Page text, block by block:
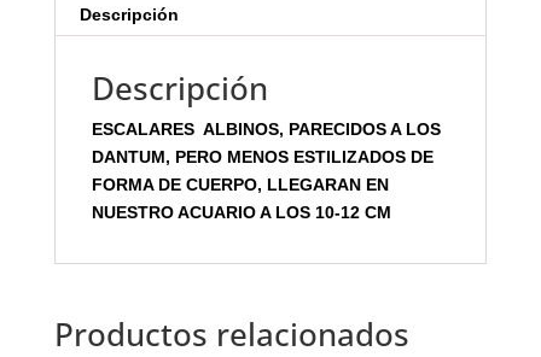
Descripción
Descripción
ESCALARES ALBINOS, PARECIDOS A LOS
DANTUM, PERO MENOS ESTILIZADOS DE
FORMA DE CUERPO, LLEGARAN EN
NUESTRO ACUARIO A LOS 10-12 CM
Productos relacionados